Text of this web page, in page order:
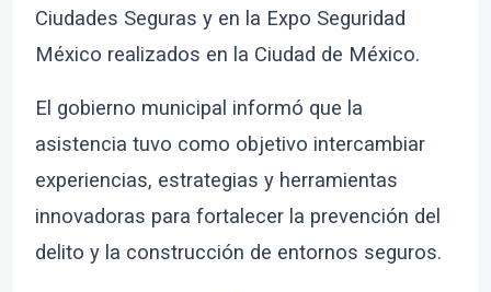
Ciudades Seguras y en la Expo Seguridad
México realizados en la Ciudad de México.
El gobierno municipal informó que la
asistencia tuvo como objetivo intercambiar
experiencias, estrategias y herramientas
innovadoras para fortalecer la prevención del
delito y la construcción de entornos seguros.